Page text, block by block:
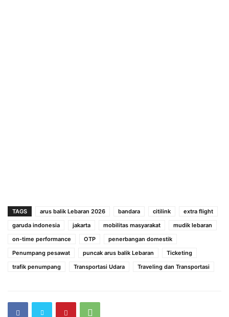
TAGS arus balik Lebaran 2026 bandara citilink
extra flight
garuda indonesia
jakarta mobilitas masyarakat
mudik lebaran
on-time performance
OTP
penerbangan domestik
Penumpang pesawat
puncak arus balik Lebaran
Ticketing
trafik penumpang
Transportasi Udara Traveling dan Transportasi